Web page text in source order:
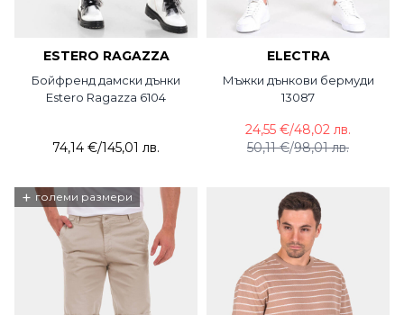
ESTERO RAGAZZA
Бойфренд дамски дънки
Estero Ragazza 6104
74,14 €/145,01 лв.
ELECTRA
Мъжки дънкови бермуди
13087
50,11 €/98,01 лв.
24,55 €/48,02 лв.
+ големи размери